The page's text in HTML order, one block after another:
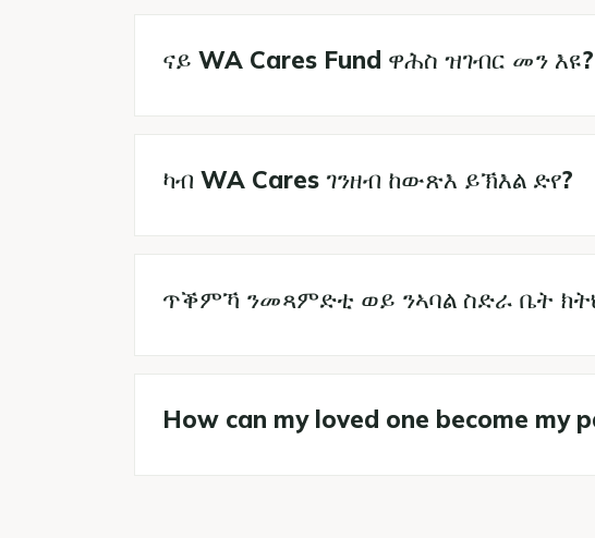
ናይ WA Cares Fund ዋሕስ ዝገብር መን እዩ?
ካብ WA Cares ገንዘብ ከውጽእ ይኽእል ድየ?
ጥቕምኻ ንመጻምድቲ ወይ ንኣባል ስድራ ቤት
How can my loved one become my